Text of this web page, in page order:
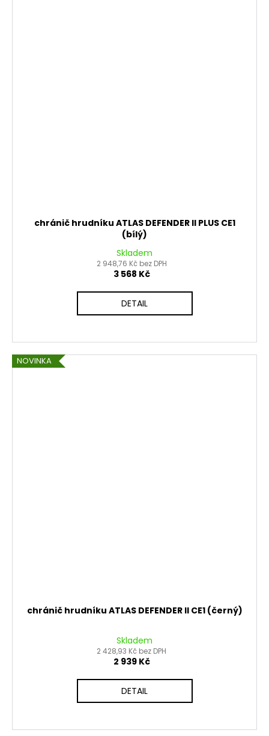
chránič hrudníku ATLAS DEFENDER II PLUS CE1
(bílý)
Skladem
2 948,76 Kč bez DPH
3 568 Kč
DETAIL
NOVINKA
chránič hrudníku ATLAS DEFENDER II CE1 (černý)
Skladem
2 428,93 Kč bez DPH
2 939 Kč
DETAIL